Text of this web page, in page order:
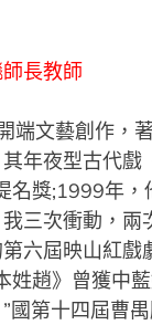
長教師
端文藝創作，
年夜型古代
名獎;1999年
三次衝動，
六屆映山紅
趙》曾獲中
國第十四屆曹